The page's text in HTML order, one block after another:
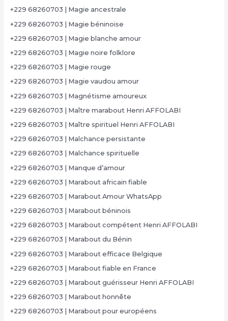
+229 68260703 | Magie ancestrale
+229 68260703 | Magie béninoise
+229 68260703 | Magie blanche amour
+229 68260703 | Magie noire folklore
+229 68260703 | Magie rouge
+229 68260703 | Magie vaudou amour
+229 68260703 | Magnétisme amoureux
+229 68260703 | Maître marabout Henri AFFOLABI
+229 68260703 | Maître spirituel Henri AFFOLABI
+229 68260703 | Malchance persistante
+229 68260703 | Malchance spirituelle
+229 68260703 | Manque d’amour
+229 68260703 | Marabout africain fiable
+229 68260703 | Marabout Amour WhatsApp
+229 68260703 | Marabout béninois
+229 68260703 | Marabout compétent Henri AFFOLABI
+229 68260703 | Marabout du Bénin
+229 68260703 | Marabout efficace Belgique
+229 68260703 | Marabout fiable en France
+229 68260703 | Marabout guérisseur Henri AFFOLABI
+229 68260703 | Marabout honnête
+229 68260703 | Marabout pour européens